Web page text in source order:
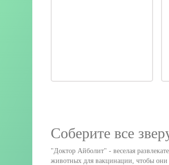
Соберите все
"Доктор Айболит" - веселая
животных для вакцинации, чтобы